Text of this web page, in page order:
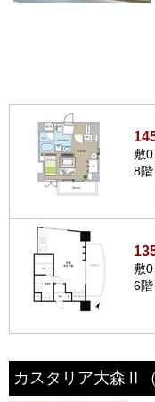
敷
8
敷
6
カスタリア大森Ⅱ